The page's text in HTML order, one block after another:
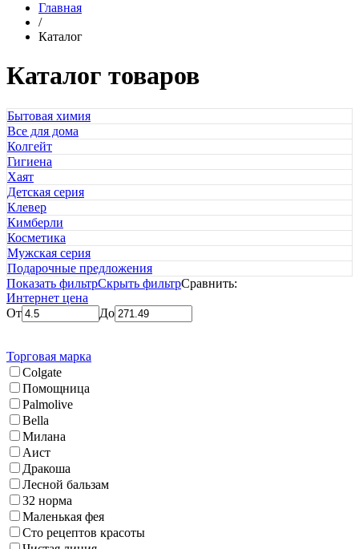
Главная
/
Каталог
Каталог товаров
Бытовая химия
Все для дома
Колгейт
Гигиена
Хаят
Детская серия
Клевер
Кимберли
Косметика
Мужская серия
Подарочные предложения
Показать фильтрСкрыть фильтрСравнить:
Интернет цена
От
До
Торговая марка
Colgate
Помощница
Palmolive
Bella
Милана
Аист
Дракоша
Лесной бальзам
32 норма
Маленькая фея
Сто рецептов красоты